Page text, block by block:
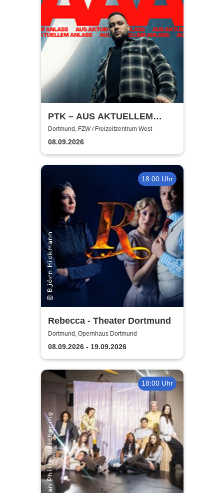
PTK – AUS AKTUELLEM
ANLASS
Dortmund, FZW / Freizeitzentrum West
08.09.2026
18:00 Uhr
Rebecca - Theater Dortmund
Dortmund, Opernhaus Dortmund
08.09.2026 - 19.09.2026
18:00 Uhr